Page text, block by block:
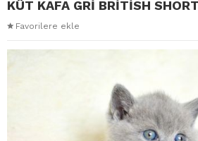
KÜT KAFA GRİ BRİTİSH
Favorilere ekle